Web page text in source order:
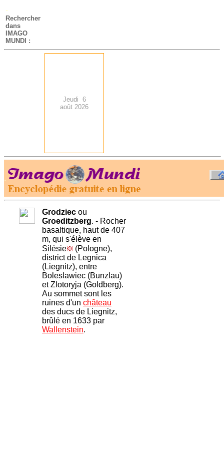
-
Rechercher
dans
IMAGO
MUNDI :
Jeudi 6
août 2026
.
Grodziec ou
Groeditzberg. - Rocher
basaltique, haut de 407
m, qui s'élève en
Silésie
(Pologne),
district de Legnica
(Liegnitz), entre
Boleslawiec (Bunzlau)
et Zlotoryja (Goldberg).
Au sommet sont les
ruines d'un château
des ducs de Liegnitz,
brûlé en 1633 par
Wallenstein.